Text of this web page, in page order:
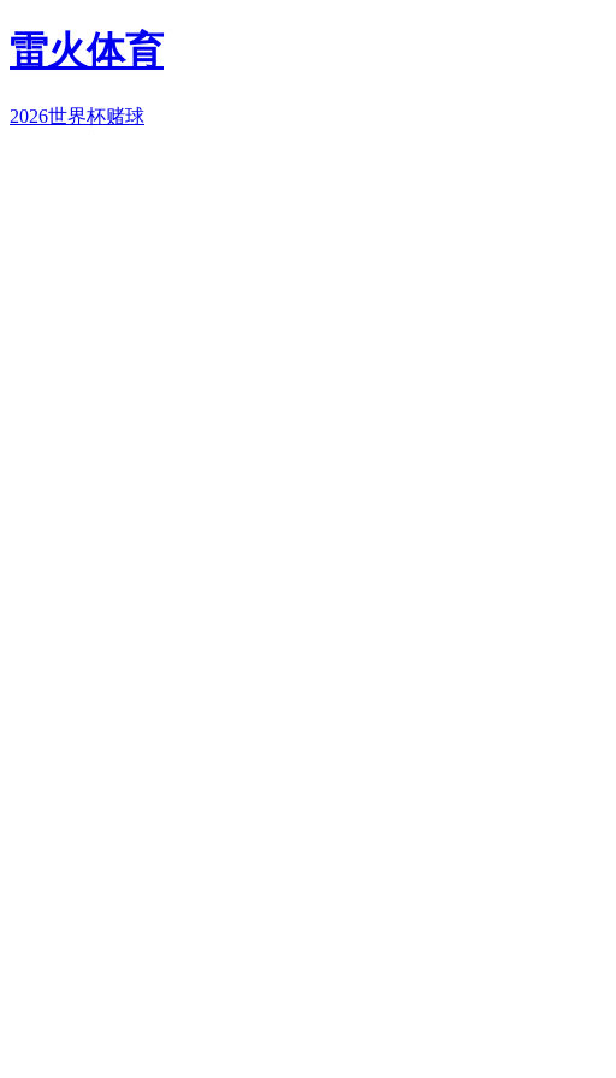
雷火体育
2026世界杯赌球